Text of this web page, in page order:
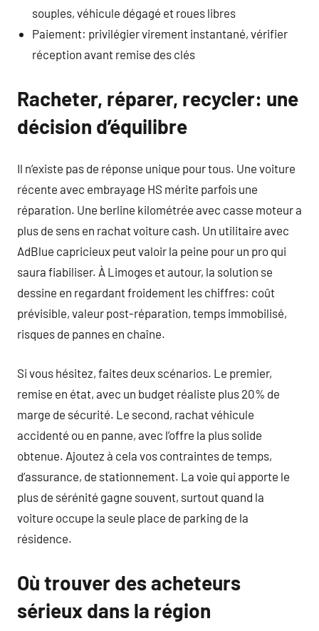
souples, véhicule dégagé et roues libres
Paiement: privilégier virement instantané, vérifier
réception avant remise des clés
Racheter, réparer, recycler: une
décision d’équilibre
Il n’existe pas de réponse unique pour tous. Une voiture
récente avec embrayage HS mérite parfois une
réparation. Une berline kilométrée avec casse moteur a
plus de sens en rachat voiture cash. Un utilitaire avec
AdBlue capricieux peut valoir la peine pour un pro qui
saura fiabiliser. À Limoges et autour, la solution se
dessine en regardant froidement les chiffres: coût
prévisible, valeur post-réparation, temps immobilisé,
risques de pannes en chaîne.
Si vous hésitez, faites deux scénarios. Le premier,
remise en état, avec un budget réaliste plus 20% de
marge de sécurité. Le second, rachat véhicule
accidenté ou en panne, avec l’offre la plus solide
obtenue. Ajoutez à cela vos contraintes de temps,
d’assurance, de stationnement. La voie qui apporte le
plus de sérénité gagne souvent, surtout quand la
voiture occupe la seule place de parking de la
résidence.
Où trouver des acheteurs
sérieux dans la région